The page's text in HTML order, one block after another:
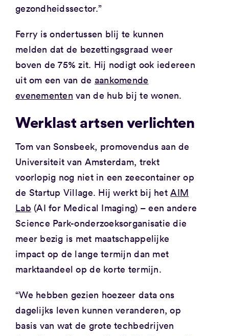
gezondheidssector.”
Ferry is ondertussen blij te kunnen
melden dat de bezettingsgraad weer
boven de 75% zit. Hij nodigt ook iedereen
uit om een van de aankomende
evenementen van de hub bij te wonen.
Werklast artsen verlichten
Tom van Sonsbeek, promovendus aan de
Universiteit van Amsterdam, trekt
voorlopig nog niet in een zeecontainer op
de Startup Village. Hij werkt bij hetAIM
Lab (AI for Medical Imaging) – een andere
Science Park-onderzoeksorganisatie die
meer bezig is met maatschappelijke
impact op de lange termijn dan met
marktaandeel op de korte termijn.
“We hebben gezien hoezeer data ons
dagelijks leven kunnen veranderen, op
basis van wat de grote techbedrijven